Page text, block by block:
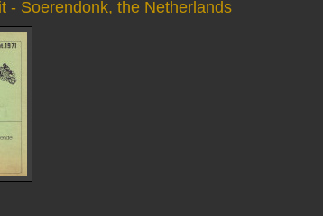
- Soerendonk, the Netherlands